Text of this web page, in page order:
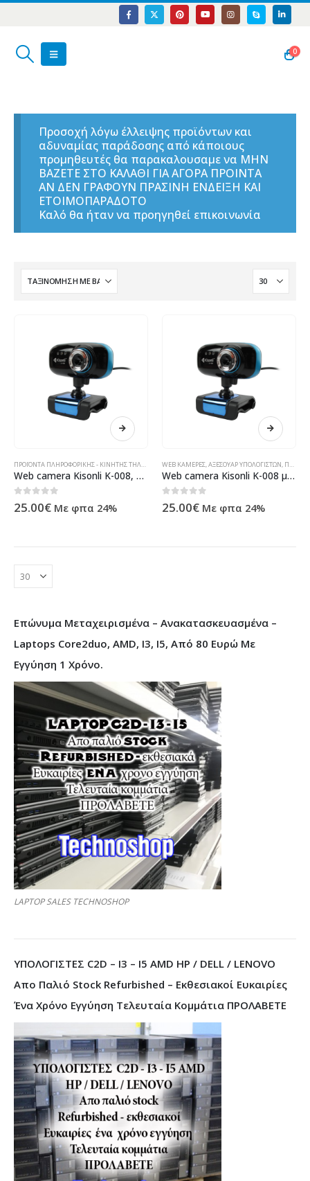
0
Προσοχή λόγω έλλειψης προϊόντων και
αδυναμίας παράδοσης από κάποιους
προμηθευτές θα παρακαλουσαμε να ΜΗΝ
ΒΑΖΕΤΕ ΣΤΟ ΚΑΛΑΘΙ ΓΙΑ ΑΓΟΡΑ ΠΡΟΙΝΤΑ
ΑΝ ΔΕΝ ΓΡΑΦΟΥΝ ΠΡΑΣΙΝΗ ΕΝΔΕΙΞΗ ΚΑΙ
ΕΤΟΙΜΟΠΑΡΑΔΟΤΟ
Καλό θα ήταν να προηγηθεί επικοινωνία
Web camera Kisonli K-008, With microphone and USB, Blue – 3022
0out of 5
25.00€ Με φπα 24%
WEB ΚΆΜΕΡΕΣ ΑΞΕΣΟΥΆΡ ΥΠΟΛΟΓΙΣΤΏΝ ΠΕΡΙΦΕΡΕΙΑΚΆ ΥΠΟΛΟΓΙΣΤΏΝ
Web camera Kisonli K-008 με Μικρόφωνο, Μπλέ – 3022
0out of 5
25.00€ Με φπα 24%
Επώνυμα Μεταχειρισμένα – Ανακατασκευασμένα –
Laptops Core2duo, AMD, I3, I5, Από 80 Ευρώ Με
Εγγύηση 1 Χρόνο.
LAPTOP SALES TECHNOSHOP
ΥΠΟΛΟΓΙΣΤΕΣ C2D – I3 – I5 AMD HP / DELL / LENOVO
Απο Παλιό Stock Refurbished – Εκθεσιακοί Ευκαιρίες
Ένα Χρόνο Εγγύηση Τελευταία Κομμάτια ΠΡΟΛΑΒΕΤΕ